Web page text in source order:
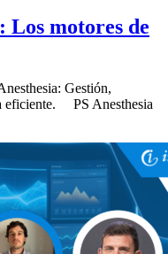
Los motores de
Gestión,
eficiente. PS Anesthesia